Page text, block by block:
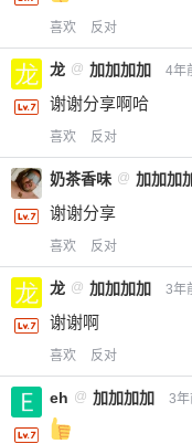
喜欢 反对
龙 @ 加加加加 4年
谢谢分享啊哈
喜欢 反对
奶茶香味 @ 加加加
谢谢分享
喜欢 反对
龙 @ 加加加加 3年
谢谢啊
喜欢 反对
eh @ 加加加加 3年